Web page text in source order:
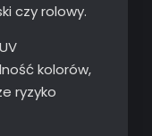
czy rolowy.
kolorów,
ryzyko